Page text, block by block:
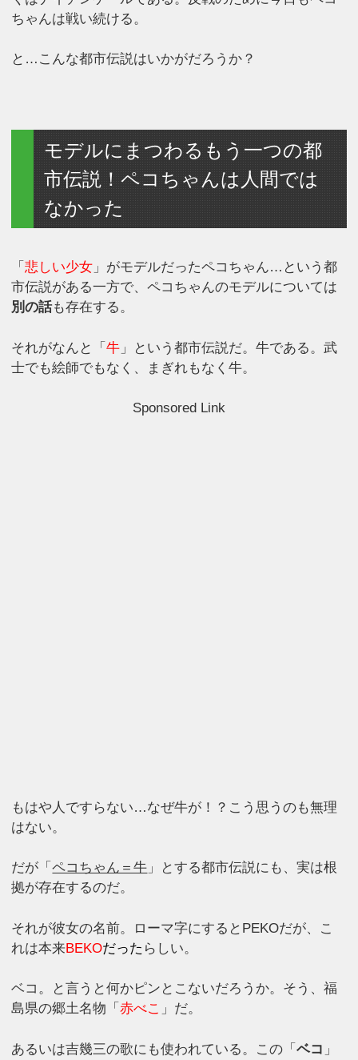
ちゃんは戦い続ける。
と…こんな都市伝説はいかがだろうか？
モデルにまつわるもう一つの都
市伝説！ペコちゃんは人間では
なかった
「悲しい少女 」がモデルだったペコちゃん…という都
市伝説がある一方で、ペコちゃんのモデルについては
別の話も存在する。
それがなんと「牛 」という都市伝説だ。牛である。武
士でも絵師でもなく、まぎれもなく牛。
Sponsored Link
もはや人ですらない…なぜ牛が！？こう思うのも無理
はない。
だが「ペコちゃん＝牛 」とする都市伝説にも、実は根
拠が存在するのだ。
それが彼女の名前。ローマ字にするとPEKOだが、こ
れは本来BEKOだった らしい。
ベコ。と言うと何かピンとこないだろうか。そう、福
島県の郷土名物「赤べこ 」だ。
あるいは吉幾三の歌にも使われている。この「ベコ 」